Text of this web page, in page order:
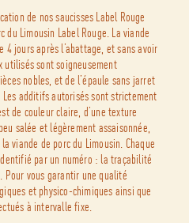
de nos saucisses Label Rouge
du Limousin Label Rouge. La viande
jours après l’abattage, et sans avoir
utilisés sont soigneusement
nobles, et de l’épaule sans jarret
additifs autorisés sont strictement
de couleur claire, d’une texture
salée et légèrement assaisonnée,
viande de porc du Limousin. Chaque
par un numéro : la traçabilité
vous garantir une qualité
et physico-chimiques ainsi que
à intervalle fixe.